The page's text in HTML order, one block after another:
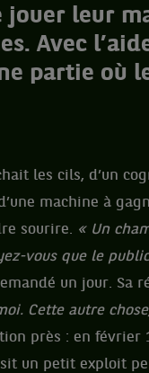
jouer leur
Avec
partie où
les cils, d’un
machine à
sourire. « Un
vous que le
un jour. Sa
Cette autre
près : en février
un petit exploit